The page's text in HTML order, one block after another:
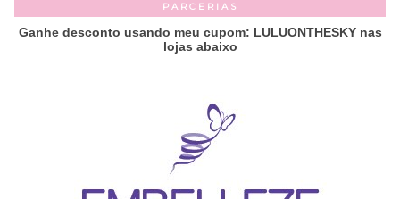
PARCERIAS
Ganhe desconto usando meu cupom: LULUONTHESKY nas
lojas abaixo